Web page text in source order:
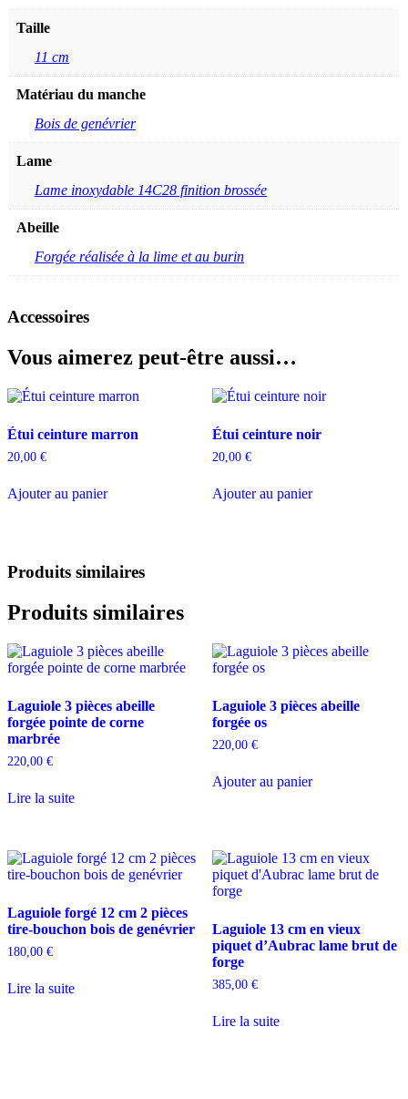
Taille
11 cm
Matériau du manche
Bois de genévrier
Lame
Lame inoxydable 14C28 finition brossée
Abeille
Forgée réalisée à la lime et au burin
Accessoires
Vous aimerez peut-être aussi…
Étui ceinture marron
20,00 €
Ajouter au panier
Étui ceinture noir
20,00 €
Ajouter au panier
Produits similaires
Produits similaires
Laguiole 3 pièces abeille
forgée pointe de corne
marbrée
220,00 €
Lire la suite
Laguiole 3 pièces abeille
forgée os
220,00 €
Ajouter au panier
Laguiole forgé 12 cm 2 pièces
tire-bouchon bois de genévrier
180,00 €
Lire la suite
Laguiole 13 cm en vieux
piquet d’Aubrac lame brut de
forge
385,00 €
Lire la suite